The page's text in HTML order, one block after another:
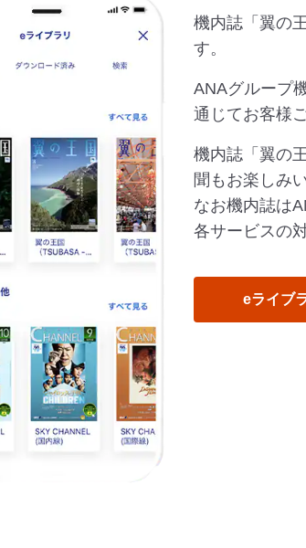
機内誌「翼の
す。
ANAグループ
通じてお客様
機内誌「翼の
聞もお楽しみ
なお機内誌は
各サービスの
eライブ